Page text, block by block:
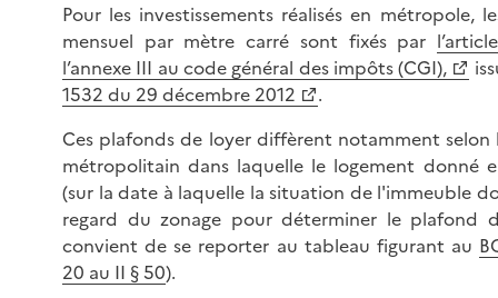
Pour les investissements réalisés en métropole,
mensuel par mètre carré sont fixés par
l’annexe III au code général des impôts (CGI),
1532 du 29 décembre 2012
.
Ces plafonds de loyer diffèrent notamment
métropolitain dans laquelle le logement donné
(sur la date à laquelle la situation de l'immeuble
regard du zonage pour déterminer le plafond
convient de se reporter au tableau figurant au
20 au II § 50).